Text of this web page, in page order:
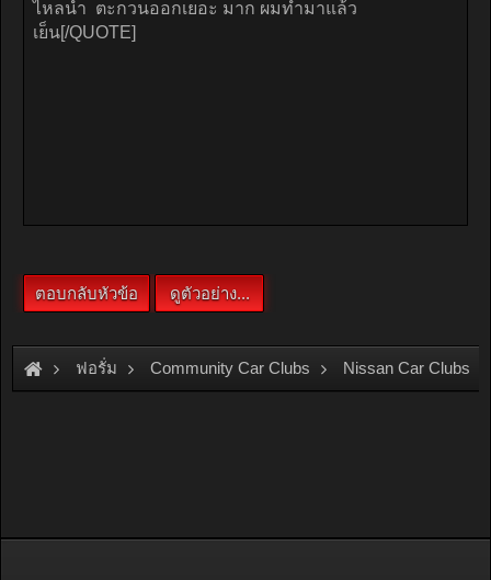
ฟอรั่ม Community Car Clubs Nissan Car Clubs